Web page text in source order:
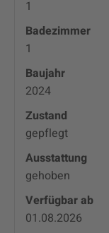
1
Badezimmer
1
Baujahr
2024
Zustand
gepflegt
Ausstattung
gehoben
Verfügbar ab
01.08.2026